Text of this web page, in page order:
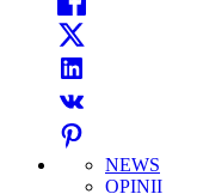
NEWS
OPINII